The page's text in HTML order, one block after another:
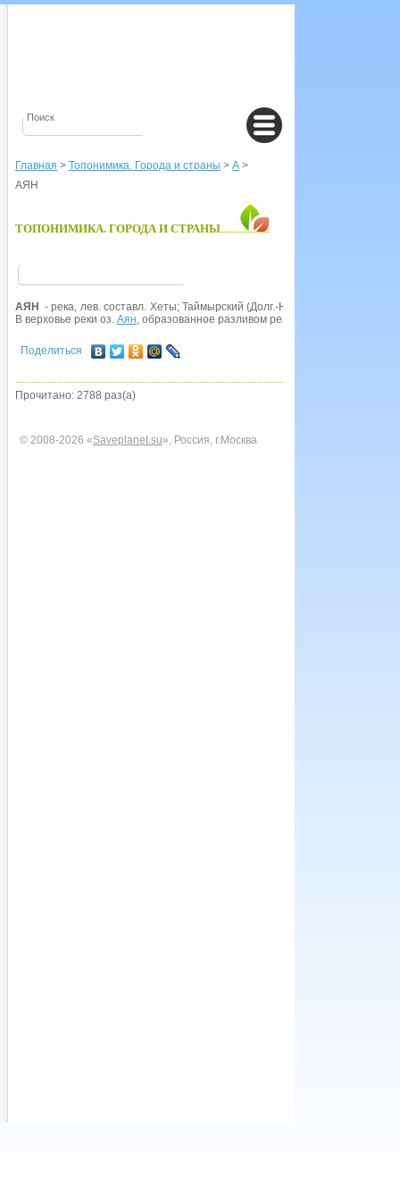
Главная > Топонимика. Города и страны > А >
АЯН
ТОПОНИМИКА. ГОРОДА И СТРАНЫ
АЯН
- река, лев. составл. Хеты; Таймырский (Долг.-Ненец.) ао. Из эвенк.
В верховье реки оз. Аян, образованное разливом реки
Поделиться
Прочитано: 2788 раз(а)
© 2008-2026 «Saveplanet.su», Россия, г.Москва